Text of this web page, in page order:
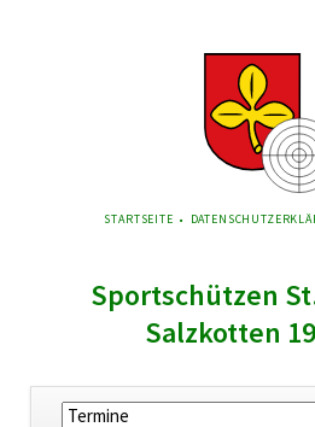
NAVIGATION
STARTSEITE
Sportschützen
Salzkotten
Navigation